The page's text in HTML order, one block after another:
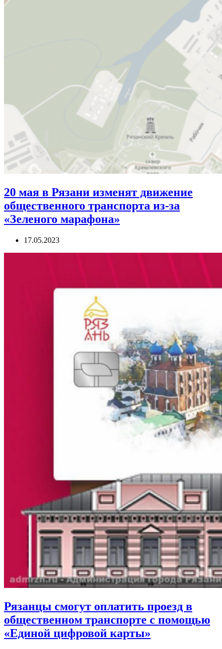
20 мая в Рязани изменят движение
общественного транспорта из-за
«Зеленого марафона»
17.05.2023
Рязанцы смогут оплатить проезд в
общественном транспорте с помощью
«Единой цифровой карты»